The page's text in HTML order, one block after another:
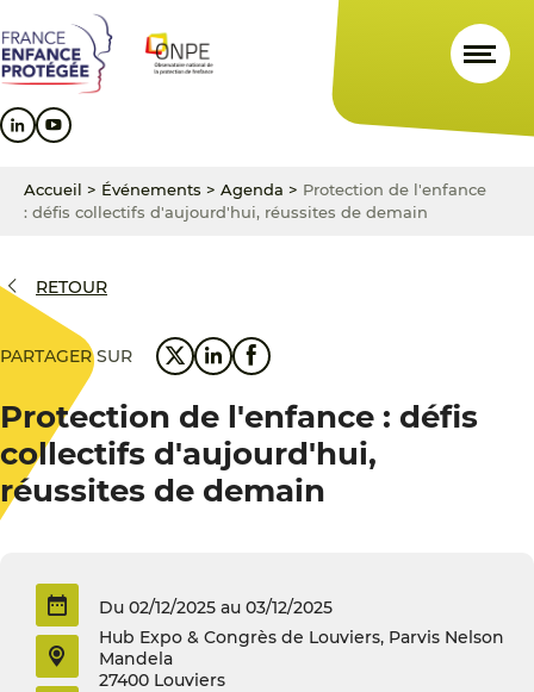
au
contenu
principal
au
menu
principal
au
pied
de
Accueil > Événements > Agenda > Protection de l'enfance
: défis collectifs d'aujourd'hui, réussites de demain
RETOUR
PARTAGER SUR
Protection de l'enfance : défis
collectifs d'aujourd'hui,
réussites de demain
Du 02/12/2025 au 03/12/2025
Hub Expo & Congrès de Louviers, Parvis Nelson
Mandela
27400 Louviers